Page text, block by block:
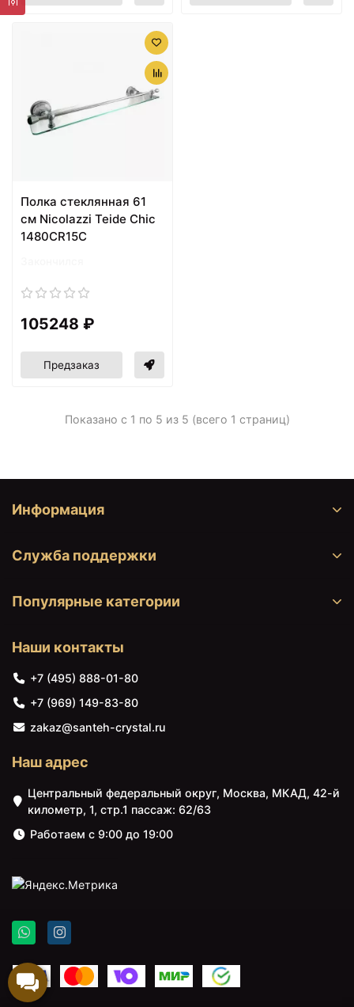
Полка стеклянная 61
см Nicolazzi Teide Chic
1480CR15C
105248 ₽
Предзаказ
Показано с 1 по 5 из 5 (всего 1 страниц)
Информация
Служба поддержки
Популярные категории
Наши контакты
+7 (495) 888-01-80
+7 (969) 149-83-80
zakaz@santeh-crystal.ru
Наш адрес
Центральный федеральный округ, Москва, МКАД, 42-й
километр, 1, стр.1 пассаж: 62/63
Работаем с 9:00 до 19:00